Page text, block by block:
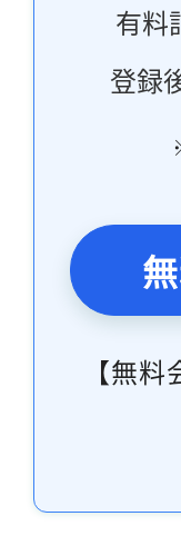
有料
登録
【無